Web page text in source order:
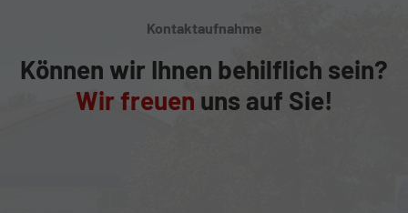
Kontaktaufnahme
Können wir Ihnen behilflich sein?
Wir freuen uns auf Sie!